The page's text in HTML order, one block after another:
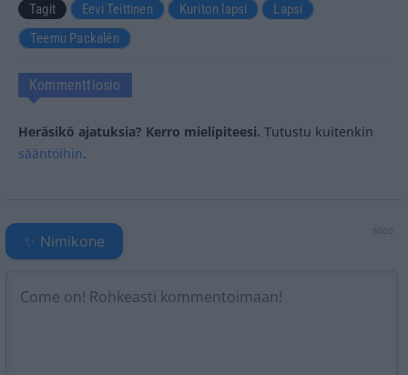
Tagit Eevi Teittinen Kuriton lapsi
Lapsi
Teemu Packalén
Kommenttiosio
Heräsikö ajatuksia? Kerro mielipiteesi. Tutustu kuitenkin
sääntöihin.
5000
✨ Nimikone